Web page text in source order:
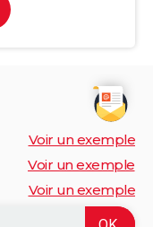
Voir un exemple
Voir un exemple
Voir un exemple